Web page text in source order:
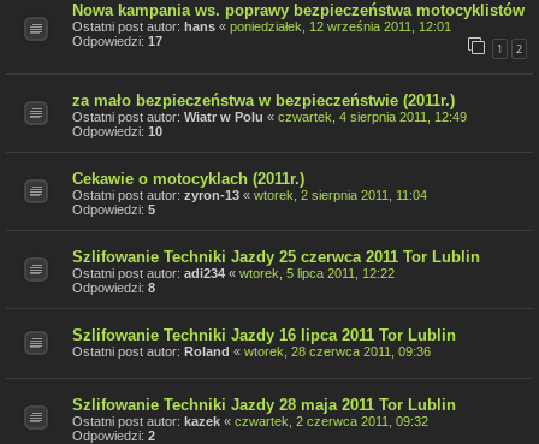
Nowa kampania ws. poprawy bezpieczeństwa motocyklistów
Ostatni post autor: hans « poniedziałek, 12 września 2011, 12:01
Odpowiedzi: 17 1 2
za mało bezpieczeństwa w bezpieczeństwie (2011r.)
Ostatni post autor: Wiatr w Polu « czwartek, 4 sierpnia 2011, 12:49
Odpowiedzi: 10
Cekawie o motocyklach (2011r.)
Ostatni post autor: zyron-13 « wtorek, 2 sierpnia 2011, 11:04
Odpowiedzi: 5
Szlifowanie Techniki Jazdy 25 czerwca 2011 Tor Lublin
Ostatni post autor: adi234 « wtorek, 5 lipca 2011, 12:22
Odpowiedzi: 8
Szlifowanie Techniki Jazdy 16 lipca 2011 Tor Lublin
Ostatni post autor: Roland « wtorek, 28 czerwca 2011, 09:36
Szlifowanie Techniki Jazdy 28 maja 2011 Tor Lublin
Ostatni post autor: kazek « czwartek, 2 czerwca 2011, 09:32
Odpowiedzi: 2